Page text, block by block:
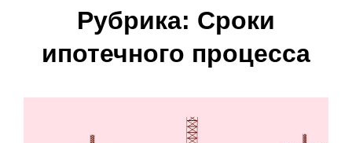
Рубрика: Сроки
ипотечного процесса